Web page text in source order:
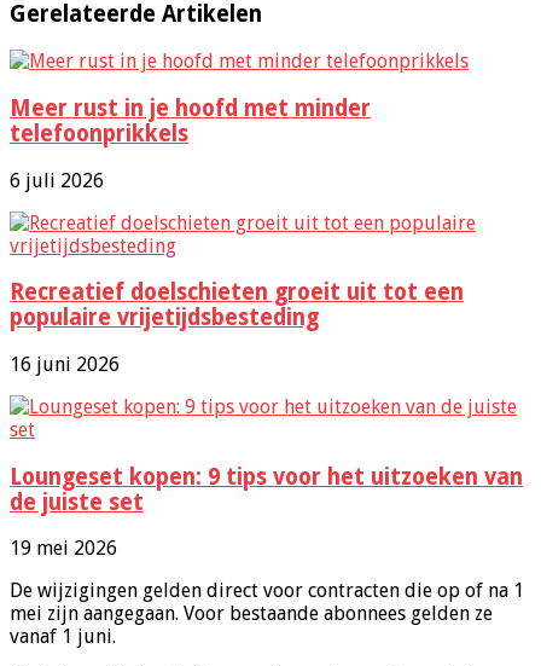
gaan
Gerelateerde Artikelen
Meer rust in je hoofd met minder
telefoonprikkels
6 juli 2026
Recreatief doelschieten groeit uit tot een
populaire vrijetijdsbesteding
16 juni 2026
Loungeset kopen: 9 tips voor het uitzoeken van
de juiste set
19 mei 2026
De wijzigingen gelden direct voor contracten die op of na 1
mei zijn aangegaan. Voor bestaande abonnees gelden ze
vanaf 1 juni.